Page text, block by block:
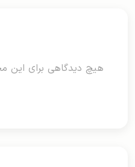
هیچ دیدگاهی برای